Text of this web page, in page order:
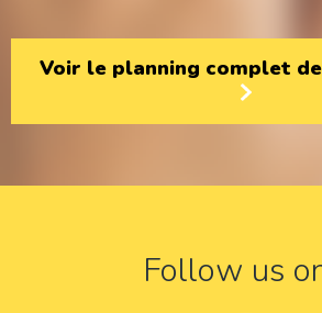
Voir le planning complet
Follow us